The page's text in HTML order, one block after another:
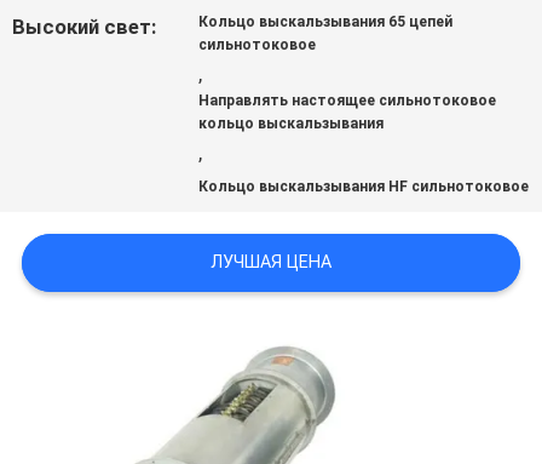
КАРТА
Высокий свет:
Кольцо выскальзывания 65 цепей
сильнотоковое
,
Направлять настоящее сильнотоковое
кольцо выскальзывания
,
Кольцо выскальзывания HF сильнотоковое
ЛУЧШАЯ ЦЕНА